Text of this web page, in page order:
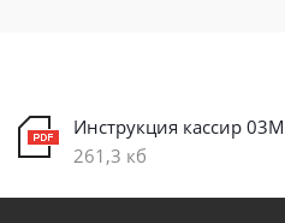
Инструкция кассир
261,3 кб